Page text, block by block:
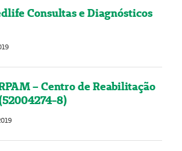
Consultas e Diagnósticos
– Centro de Reabilitação
8)